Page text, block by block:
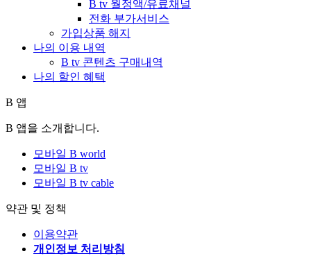
B tv 월정액/유료채널
전화 부가서비스
가입상품 해지
나의 이용 내역
B tv 콘텐츠 구매내역
나의 할인 혜택
B 앱
B 앱을 소개합니다.
모바일 B world
모바일 B tv
모바일 B tv cable
약관 및 정책
이용약관
개인정보 처리방침